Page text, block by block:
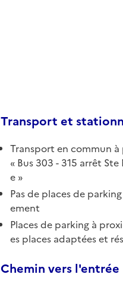
Transport et
Transport en commun
Bus 303 - 315 arrêt Ste
e
Pas de places de
ement
Places de parking à
es places adaptées et
Chemin vers l'entrée